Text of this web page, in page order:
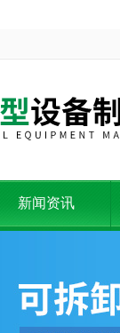
新闻资讯